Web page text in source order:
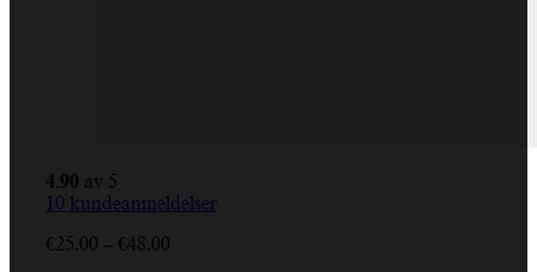
4.90 av 5
10 kundeanmeldelser
€25.00 – €48.00